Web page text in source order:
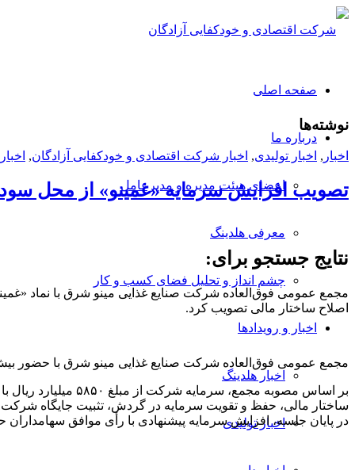
صفحه اصلی
درباره ما
اعضای هیئت مدیره و مدیرعامل
معرفی هلدینگ
چشم انداز و تحلیل فضای کسب و کار
اخبار و رویدادها
اخبار هلدینگ
اخبار تولیدی
نوشته‌ها
اخبار , اخبار تولیدی, اخبار شرکت اقتصادی و خودکفایی آزادگان,
تصویب افزایش سرمایه «غمینو» از محل
نتایج جستجو برای:
اصلاح ساختار مالی تصویب کرد.
مجمع عمومی فوق‌العاده شرکت صنایع غذایی مینو شرق با حضور بیش از ۵۸ درصد از سهامداران برگزار شد و در جریان آن پیشنهاد افزایش سرمایه این شرکت به رأی
ساختار مالی، حفظ و تقویت سرمایه در گردش، تثبیت جایگاه
در پایان جلسه، افزایش سرمایه پیشنهادی با رأی موافق